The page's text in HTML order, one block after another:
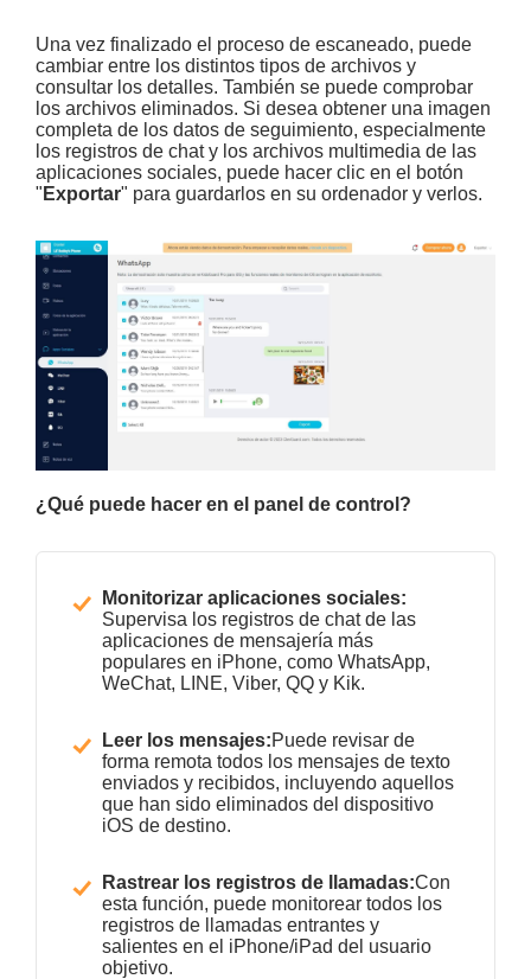
Una vez finalizado el proceso de escaneado, puede
cambiar entre los distintos tipos de archivos y
consultar los detalles. También se puede comprobar
los archivos eliminados. Si desea obtener una imagen
completa de los datos de seguimiento, especialmente
los registros de chat y los archivos multimedia de las
aplicaciones sociales, puede hacer clic en el botón
" Exportar" para guardarlos en su ordenador y verlos.
¿Qué puede hacer en el panel de control?
Monitorizar aplicaciones sociales:
Supervisa los registros de chat de las
aplicaciones de mensajería más
populares en iPhone, como WhatsApp,
WeChat, LINE, Viber, QQ y Kik.
Leer los mensajes:Puede revisar de
forma remota todos los mensajes de texto
enviados y recibidos, incluyendo aquellos
que han sido eliminados del dispositivo
iOS de destino.
Rastrear los registros de llamadas:Con
esta función, puede monitorear todos los
registros de llamadas entrantes y
salientes en el iPhone/iPad del usuario
objetivo.